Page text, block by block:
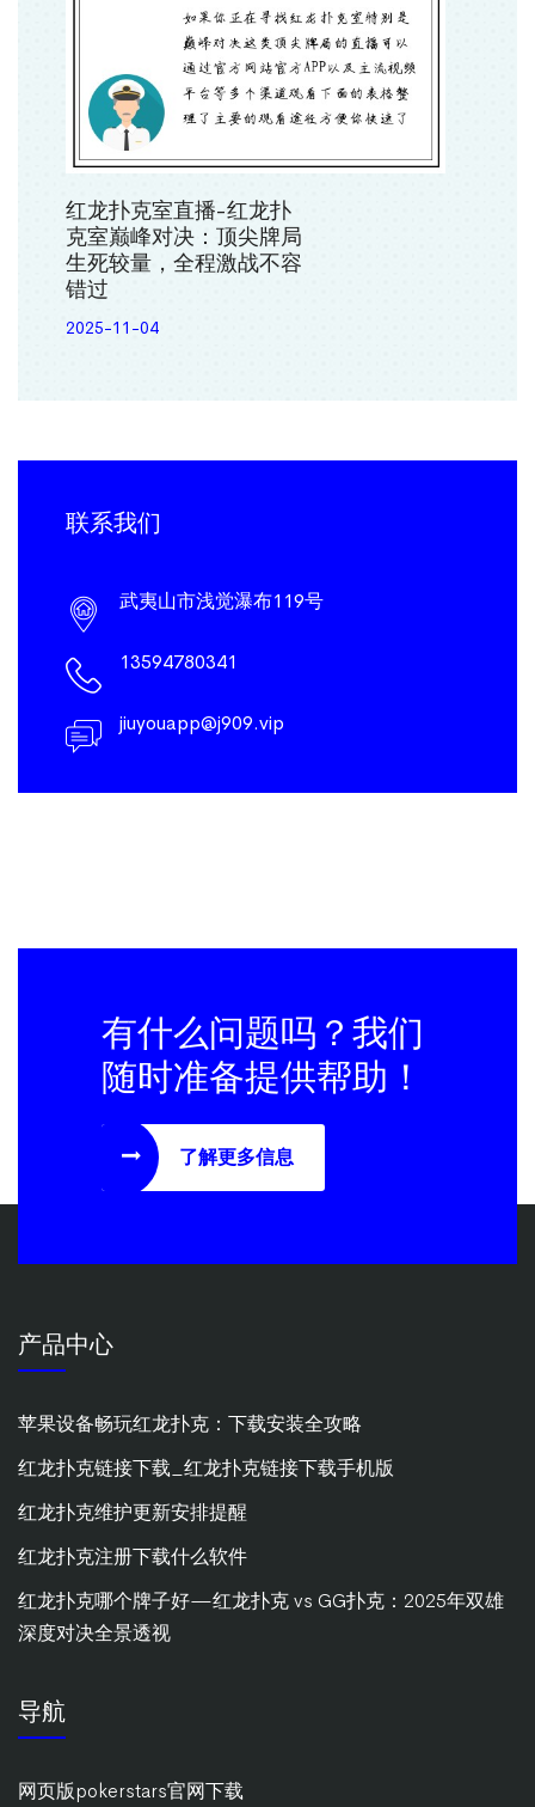
红龙扑克室直播-红龙扑
克室巅峰对决：顶尖牌局
生死较量，全程激战不容
错过
2025-11-04
联系我们
武夷山市浅觉瀑布119号
13594780341
jiuyouapp@j909.vip
有什么问题吗？我们
随时准备提供帮助！
了解更多信息
产品中心
苹果设备畅玩红龙扑克：下载安装全攻略
红龙扑克链接下载_红龙扑克链接下载手机版
红龙扑克维护更新安排提醒
红龙扑克注册下载什么软件
红龙扑克哪个牌子好—红龙扑克 vs GG扑克：2025年双雄
深度对决全景透视
导航
网页版pokerstars官网下载